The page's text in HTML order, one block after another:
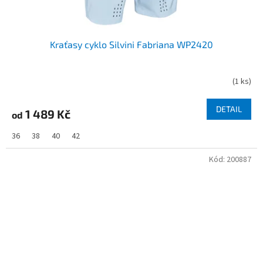
Kraťasy cyklo Silvini Fabriana WP2420
(1 ks)
od 1 489 Kč DETAIL
36 38 40 42
Kód: 200887